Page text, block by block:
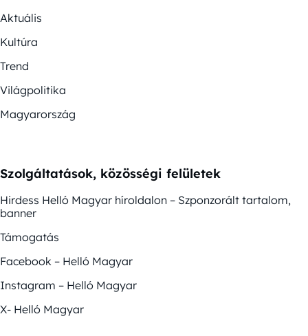
Aktuális
Kultúra
Trend
Világpolitika
Magyarország
Szolgáltatások, közösségi felületek
Hirdess Helló Magyar híroldalon – Szponzorált tartalom,
banner
Támogatás
Facebook – Helló Magyar
Instagram – Helló Magyar
X- Helló Magyar